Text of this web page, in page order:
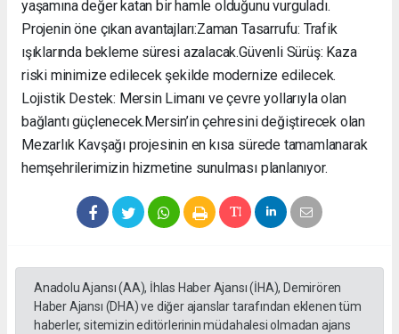
yaşamına değer katan bir hamle olduğunu vurguladı. ​
Projenin öne çıkan avantajları: ​Zaman Tasarrufu: Trafik
ışıklarında bekleme süresi azalacak. ​Güvenli Sürüş: Kaza
riski minimize edilecek şekilde modernize edilecek. ​
Lojistik Destek: Mersin Limanı ve çevre yollarıyla olan
bağlantı güçlenecek. ​Mersin’in çehresini değiştirecek olan
Mezarlık Kavşağı projesinin en kısa sürede tamamlanarak
hemşehrilerimizin hizmetine sunulması planlanıyor.
Anadolu Ajansı (AA), İhlas Haber Ajansı (İHA), Demirören
Haber Ajansı (DHA) ve diğer ajanslar tarafından eklenen tüm
haberler, sitemizin editörlerinin müdahalesi olmadan ajans